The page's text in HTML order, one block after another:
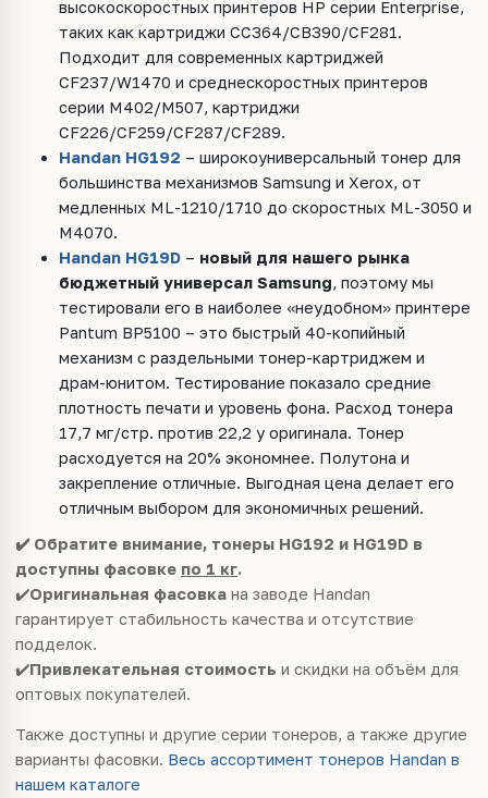
высокоскоростных принтеров HP серии Enterprise,
таких как картриджи CC364/CB390/CF281.
Подходит для современных картриджей
CF237/W1470 и среднескоростных принтеров
серии M402/M507, картриджи
CF226/CF259/CF287/CF289.
Handan HG192 – широкоуниверсальный тонер для
большинства механизмов Samsung и Xerox, от
медленных ML-1210/1710 до скоростных ML-3050 и
M4070.
Handan HG19D – новый для нашего рынка
бюджетный универсал Samsung, поэтому мы
тестировали его в наиболее «неудобном» принтере
Pantum BP5100 – это быстрый 40-копийный
механизм с раздельными тонер-картриджем и
драм-юнитом. Тестирование показало средние
плотность печати и уровень фона. Расход тонера
17,7 мг/стр. против 22,2 у оригинала. Тонер
расходуется на 20% экономнее. Полутона и
закрепление отличные. Выгодная цена делает его
отличным выбором для экономичных решений.
✔️ Обратите внимание, тонеры HG192 и HG19D в
доступны фасовке по 1 кг.
✔️Оригинальная фасовка на заводе Handan
гарантирует стабильность качества и отсутствие
подделок.
✔️Привлекательная стоимость и скидки на объём для
оптовых покупателей.
Также доступны и другие серии тонеров, а также другие
варианты фасовки. Весь ассортимент тонеров Handan в
нашем каталоге